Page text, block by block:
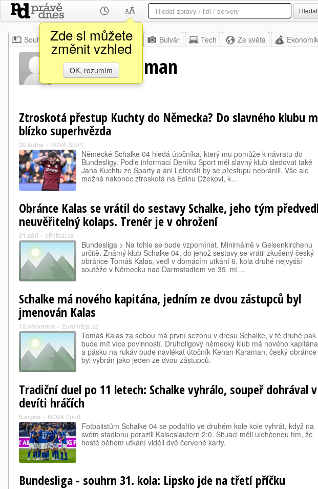
Zde si můžete
změnit vzhled
OK, rozumím
Hledat
Souhrn Moje Z domova Bulvár Tech Ze světa
Kenan Karaman
Ztroskotá přestup Kuchty do Německa? Do slavného klubu
blízko superhvězda
20.ledna » NOVA Sport
Německé Schalke 04 hledá útočníka, který mu pomůže k návratu do
Bundesligy. Podle informací Deníku Sport měl slavný klub sledovat také
Jana Kuchtu ze Sparty a ani Letenští by se přestupu nebránili. Vše ale
možná nakonec ztroskotá na Edinu Džekovi, k…
Obránce Kalas se vrátil do sestavy Schalke, jeho tým
neuvěřitelný kolaps. Trenér je v ohrožení
21.září » eFotbal.cz
Bundesliga > Na tohle se bude vzpomínat. Minimálně v Gelsenkirchenu
určitě. Známý klub Schalke 04, do jehož sestavy se vrátil zkušený český
obránce Tomáš Kalas, vedl v domácím utkání 6. kola druhé nejvyšší
soutěže v Německu nad Darmstadtem ve 39. mi…
Schalke má nového kapitána, jedním ze dvou zástupců byl
jmenován Kalas
12.července » Eurofotbal.cz
Tomáš Kalas za sebou má první sezonu v dresu Schalke, v té druhé pak
bude mít více povinností. Druholigový německý klub má nového kapitána
a pásku na rukáv bude navlékat útočník Kenan Karaman, český obránce
byl vybrán jako jeden ze dvou zástupců.
Tradiční duel po 11 letech: Schalke vyhrálo, soupeř dohrával v
devíti hráčích
5.srpna » NOVA Sport
Fotbalistům Schalke 04 se podařilo ve druhém kole kole vyhrát, když na
svém stadionu porazili Kaiseslautern 2:0. Situaci měli ulehčenou tím, že
hosté během utkání viděli dvě červené karty.
Bundesliga - souhrn 31. kola: Lipsko jde na třetí příčku